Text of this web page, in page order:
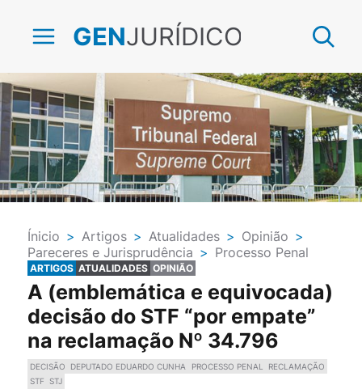
GENJURÍDICO
Ínicio > Artigos > Atualidades > Opinião >
Pareceres e Jurisprudência > Processo Penal
ARTIGOS ATUALIDADES OPINIÃO
A (emblemática e equivocada)
decisão do STF “por empate”
na reclamação Nº 34.796
DECISÃO DEPUTADO EDUARDO CUNHA PROCESSO PENAL
RECLAMAÇÃO
STF STJ